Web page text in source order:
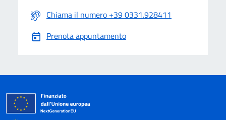
Chiama il numero +39 0331.928411
Prenota appuntamento